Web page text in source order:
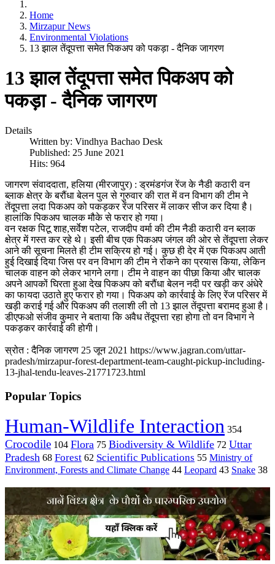
Home
Mirzapur News
Environmental Violations
13 झाल तेंदूपत्ता समेत पिकअप को पकड़ा - दैनिक जागरण
13 झाल तेंदूपत्ता समेत पिकअप को
पकड़ा - दैनिक जागरण
Details
Written by: Vindhya Bachao Desk
Published: 25 June 2021
Hits: 964
जागरण संवाददाता, हलिया (मीरजापुर) : ड्रमंडगंज रेंज के नैडी कठारी वन
ब्लाक क्षेत्र के बरौंधा बेलन पुल से गुरुवार की रात में वन विभाग की टीम ने
तेंदूपत्ता लदा पिकअप को पकड़कर रेंज परिसर में लाकर सीज कर दिया है।
हालांकि पिकअप चालक मौके से फरार हो गया।
वन रक्षक पिटू शाह,सर्वेश पटेल, राजदीप वर्मा की टीम नैडी कठारी वन ब्लाक
क्षेत्र में गस्त कर रहे थे। इसी बीच एक पिकअप जंगल की ओर से तेंदूपत्ता लेकर
आने की सूचना मिलते ही टीम सक्रिय हो गई। कुछ ही देर में एक पिकअप आती
हुई दिखाई दिया जिस पर वन विभाग की टीम ने रोकने का प्रयास किया, लेकिन
चालक वाहन को लेकर भागने लगा। टीम ने वाहन का पीछा किया और चालक
अपने आपकों घिरता हुआ देख पिकअप को बरौंधा बेलन नदी पर खड़ी कर अंधेरे
का फायदा उठाते हुए फरार हो गया। पिकअप को कार्रवाई के लिए रेंज परिसर में
खड़ी कराई गई और पिकअप की तलाशी ली तो 13 झाल तेंदूपत्ता बरामद हुआ है।
डीएफओ संजीव कुमार ने बताया कि अवैध तेंदूपत्ता रहा होगा तो वन विभाग ने
पकड़कर कार्रवाई की होगी।
स्रोत : दैनिक जागरण 25 जून 2021 https://www.jagran.com/uttar-
pradesh/mirzapur-forest-department-team-caught-pickup-including-
13-jhal-tendu-leaves-21771723.html
Popular Topics
Human-Wildlife Interaction 354
Crocodile 104 Flora 75 Biodiversity & Wildlife 72 Uttar
Pradesh 68 Forest 62 Scientific Publications 55 Ministry of
Environment, Forests and Climate Change 44 Leopard 43 Snake 38